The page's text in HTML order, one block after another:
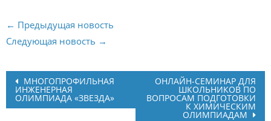
← Предыдущая новость
Следующая новость →
Post
navigation
МНОГОПРОФИЛЬНАЯ
ИНЖЕНЕРНАЯ
ОЛИМПИАДА «ЗВЕЗДА»
ОНЛАЙН-СЕМИНАР ДЛЯ
ШКОЛЬНИКОВ ПО
ВОПРОСАМ ПОДГОТОВКИ
К ХИМИЧЕСКИМ
ОЛИМПИАДАМ